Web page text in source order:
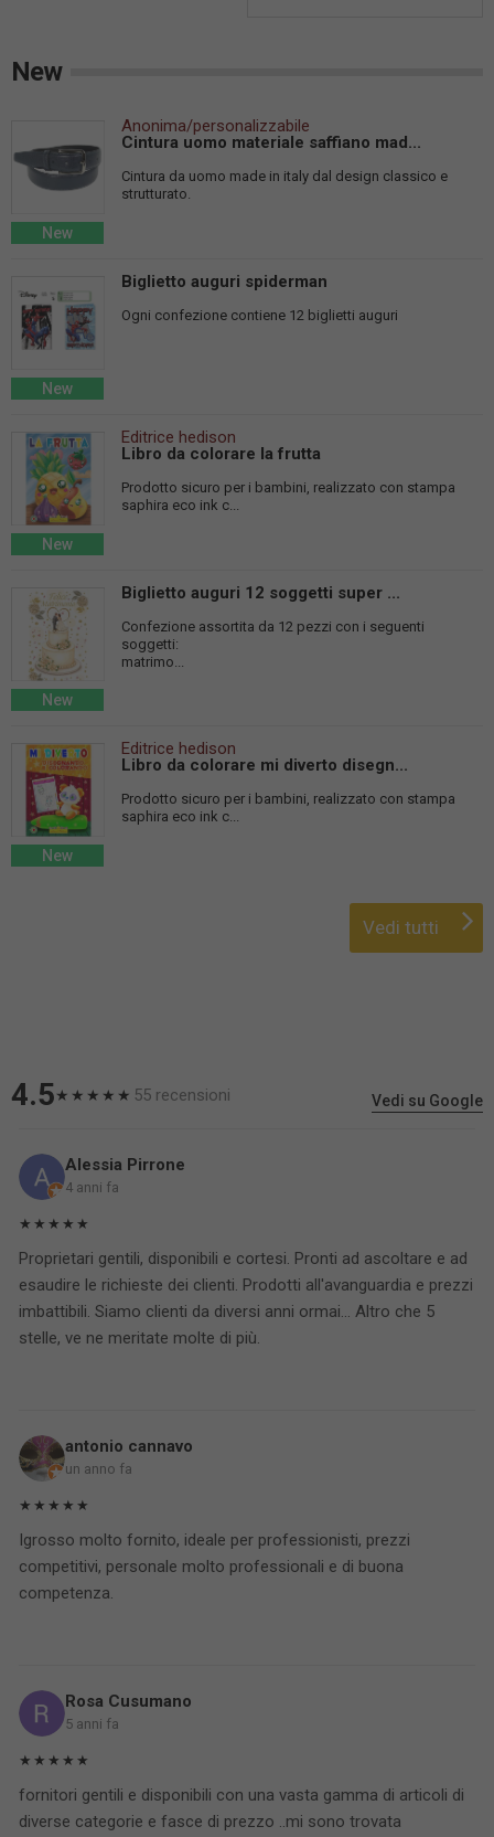
New
New
Anonima/personalizzabile
Cintura uomo materiale saffiano mad...
Cintura da uomo made in italy dal design classico e
strutturato.
New
Biglietto auguri spiderman
Ogni confezione contiene 12 biglietti auguri
New
Editrice hedison
Libro da colorare la frutta
Prodotto sicuro per i bambini, realizzato con stampa
saphira eco ink c...
New
Biglietto auguri 12 soggetti super ...
Confezione assortita da 12 pezzi con i seguenti
soggetti:
matrimo...
New
Editrice hedison
Libro da colorare mi diverto disegn...
Prodotto sicuro per i bambini, realizzato con stampa
saphira eco ink c...
Vedi tutti
4.5★★★★★ 55 recensioni Vedi su Google
Alessia Pirrone
4 anni fa
★★★★★
Proprietari gentili, disponibili e cortesi. Pronti ad ascoltare e ad
esaudire le richieste dei clienti. Prodotti all'avanguardia e prezzi
imbattibili. Siamo clienti da diversi anni ormai... Altro che 5
stelle, ve ne meritate molte di più.
antonio cannavo
un anno fa
★★★★★
Igrosso molto fornito, ideale per professionisti, prezzi
competitivi, personale molto professionali e di buona
competenza.
Rosa Cusumano
5 anni fa
★★★★★
fornitori gentili e disponibili con una vasta gamma di articoli di
diverse categorie e fasce di prezzo ..mi sono trovata